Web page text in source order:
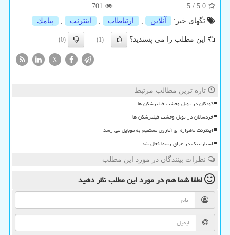
5.0
/
5
701
تگهای خبر:
آنلاین ارتباطات اینترنت پیامك
این مطلب را می پسندید؟ (1)
(0)
X
تازه ترین مطالب مرتبط
کودکان در تونل وحشت فیلترشکن ها
خردسالان در تونل وحشت فیلترشکن ها
اینترنت ماهواره ای آمازون مستقیم به موبایل می رسد
استارلینک در عراق رسما فعال شد
نظرات بینندگان در مورد این مطلب
لطفا شما همدر مورد این مطلبنظر دهید